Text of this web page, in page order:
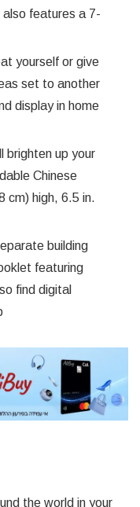
features a 7-
yourself or give
set to another
display in home
brighten up your
Chinese
cm) high, 6.5 in.
building
featuring
find digital
the world in your